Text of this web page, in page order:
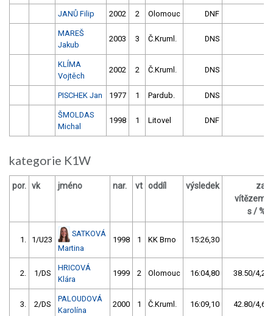
JANŮ Filip 2002 2 Olomouc DNF
MAREŠ
Jakub
2003 3 Č.Kruml. DNS
KLÍMA
Vojtěch
2002 2 Č.Kruml. DNS
PISCHEK Jan 1977 1 Pardub. DNS
ŠMOLDAS
Michal
1998 1 Litovel DNF
kategorie K1W
por. vk jméno nar. vt oddíl výsledek
za
vítězem
s / %
1. 1/U23
SATKOVÁ
Martina
1998 1 KK Brno 15:26,30
2. 1/DS
HRICOVÁ
Klára
1999 2 Olomouc 16:04,80 38.50/4,2
3. 2/DS
PALOUDOVÁ
Karolína
2000 1 Č.Kruml. 16:09,10 42.80/4,6